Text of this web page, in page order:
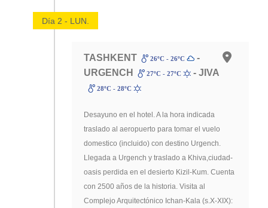
Día 2 - LUN.
TASHKENT 26ºC - 26ºC
-
URGENCH
27ºC - 27ºC - JIVA
28ºC - 28ºC
Desayuno en el hotel. A la hora indicada
traslado al aeropuerto para tomar el vuelo
domestico (incluido) con destino Urgench.
Llegada a Urgench y traslado a Khiva,ciudad-
oasis perdida en el desierto Kizil-Kum. Cuenta
con 2500 años de la historia. Visita al
Complejo Arquitectónico Ichan-Kala (s.X-XIX):